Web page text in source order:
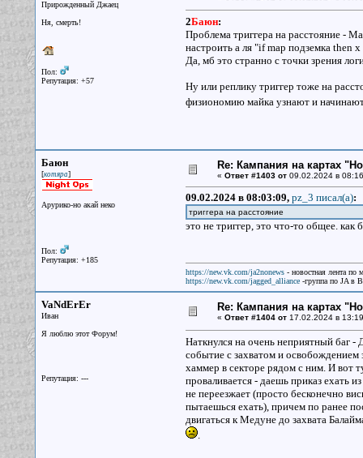
Прирожденный Джаец
Ня, смерть!
Пол:
Репутация: +57
2Баюн:
Проблема триггера на расстояние -
настроить а ля "if map подземка then
Да, мб это странно с точки зрения
Ну или реплику триггер тоже на
физиономию майка узнают и
Баюн
[котяра]
Арурико-но акай неко
Пол:
Репутация: +185
Re: Кампания на картах
« Ответ #1403 от09.02.2024 в
09.02.2024 в 08:03:09, pz_3 писал(a):
триггера на расстояние
это не триггер, это что-то общее. как
https://new.vk.com/ja2nonews- новостная лента по
https://new.vk.com/jagged_alliance-группа по JA в
VaNdErEr
Иван
Я люблю этот Форум!
Репутация: ---
Re: Кампания на картах
« Ответ #1404 от17.02.2024 в
Наткнулся на очень неприятный баг
событие с захватом и
хаммер в секторе рядом с ним. И вот
проваливается - даешь приказ ехать
не переезжает (просто бесконечно
пытаешься ехать), причем по ранее
двигаться к Медуне до захвата
.